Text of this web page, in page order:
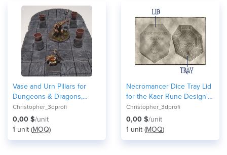
Vase and Urn Pillars for
Dungeons & Dragons,
Pathfinder or other Tabletop
Games
Christopher_3dprofi
0,00 $/unit
1 unit (MOQ)
Necromancer Dice Tray Lid
for the Kaer Rune Design's
Necromancer's Tray (READ
DESCRIPTION)
Christopher_3dprofi
0,00 $/unit
1 unit (MOQ)